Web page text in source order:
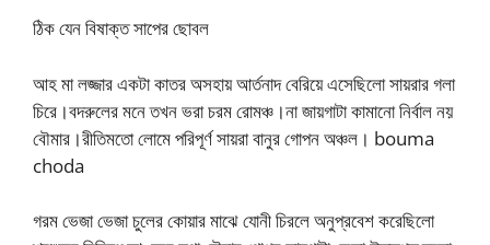
ঠিক যেন বিষাক্ত সাপের ছোবল
আহ মা লজ্জার একটা কাতর অসহায় আর্তনাদ বেরিয়ে এসেছিলো সায়রার গলা
চিরে।বদরুলের মনে তখন ভরা চরম রোমঞ্চ।না জায়গাটা কামানো নির্বাল নয়
বৌমার।রীতিমতো লোমে পরিপূর্ণ সায়রা বানুর গোপন অঞ্চল। bouma
choda
গরম ভেজা ভেজা চুলের কোয়ার মাঝে যোনী চিরলে অনুপ্রবেশ করেছিলো